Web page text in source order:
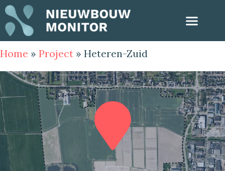
Home » Project » Heteren-Zuid